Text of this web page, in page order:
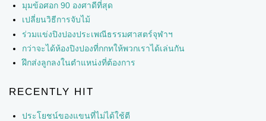
มุมข้อศอก 90 องศาดีที่สุด
เปลี่ยนวิธีการจับไม้
ร่วมแข่งปิงปองประเพณีธรรมศาสตร์จุฬาฯ
กว่าจะได้ห้องปิงปองที่กกทให้พวกเราได้เล่นกัน
ฝึกส่งลูกลงในตำแหน่งที่ต้องการ
RECENTLY HIT
ประโยชน์ของแขนที่ไม่ได้ใช้ตี